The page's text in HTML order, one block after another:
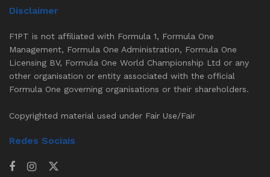
Disclaimer
F1PT is not affiliated with Formula 1, Formula One
Management, Formula One Administration, Formula One
Licensing BV, Formula One World Championship Ltd or any
other organisation or entity associated with the official
Formula One governing organisations or their shareholders.
Copyrighted material used under Fair Use/Fair
Redes Sociais